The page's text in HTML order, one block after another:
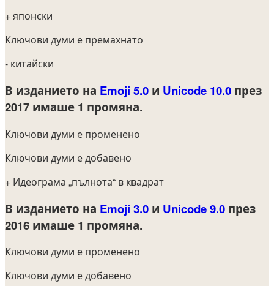
+ японски
Ключови думи е премахнато
- китайски
В изданието на Emoji 5.0 и Unicode 10.0 през
2017 имаше 1 промяна.
Ключови думи е променено
Ключови думи е добавено
+ Идеограма „пълнота“ в квадрат
В изданието на Emoji 3.0 и Unicode 9.0 през
2016 имаше 1 промяна.
Ключови думи е променено
Ключови думи е добавено